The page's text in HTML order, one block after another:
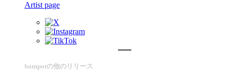
Artist page
bampotの他のリリース